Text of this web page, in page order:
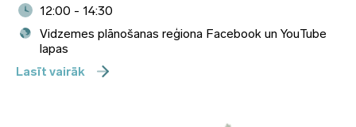
12:00 - 14:30
Vidzemes plānošanas reģiona Facebook un YouTube
lapas
Lasīt vairāk